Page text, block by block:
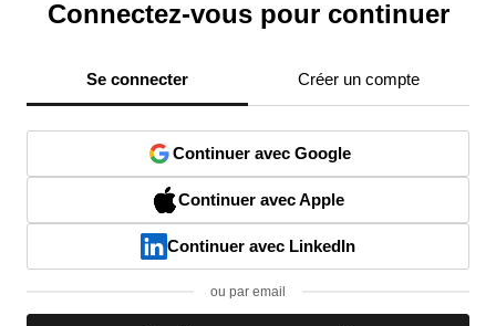
Connectez-vous pour continuer
Se connecter Créer un compte
Continuer avec Google
Continuer avec Apple
Continuer avec LinkedIn
ou par email